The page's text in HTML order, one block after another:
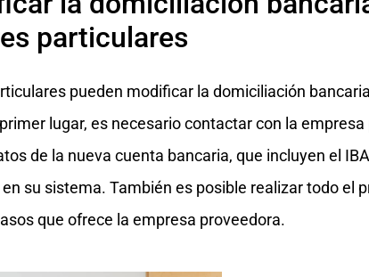
particulares
pueden modificar la domiciliación
lugar, es necesario contactar con la
de la nueva cuenta bancaria, que incluyen el
su sistema. También es posible realizar todo el
que ofrece la empresa proveedora.